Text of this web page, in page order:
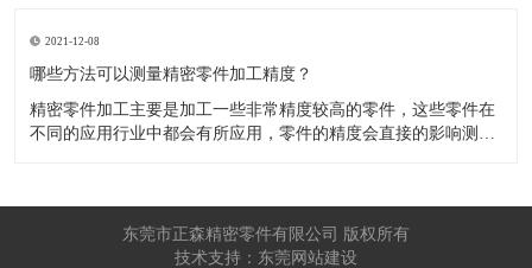
自动化技术水平高，非常适合加工轮廊样子繁杂的曲线图，斜面
零
2021-12-08
​哪些方法可以测量精密零件加工精度？
精密零件加工主要是加工一些非常精度较高的零件，这些零件在
不同的应用行业中都会有所应用，零件的精度会直接的影响测量
工按量具量仪的读数值是否直接表示被测尺寸的数值，可分为测
东莞市正森精密零件有限公司 版权所有
技术支持：东莞网站建设